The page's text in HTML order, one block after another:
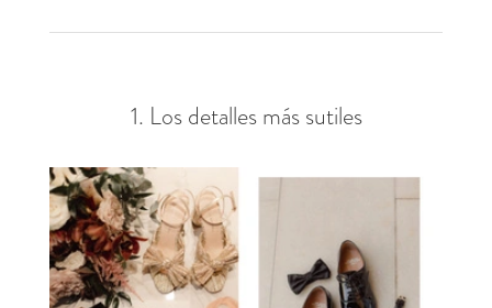
1. Los detalles más sutiles